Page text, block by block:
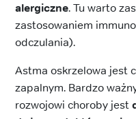
alergiczne. Tu warto
zastosowaniem
odczulania).
Astma oskrzelowa jest
zapalnym. Bardzo
rozwojowi choroby jest